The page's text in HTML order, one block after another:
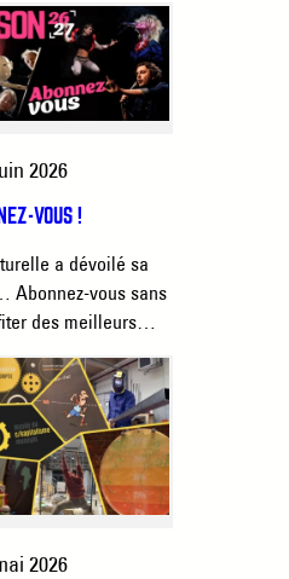
2026
VOUS !
a dévoilé sa
Abonnez-vous sans
des meilleurs…
2026